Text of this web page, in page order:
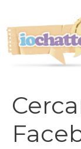
contenuto